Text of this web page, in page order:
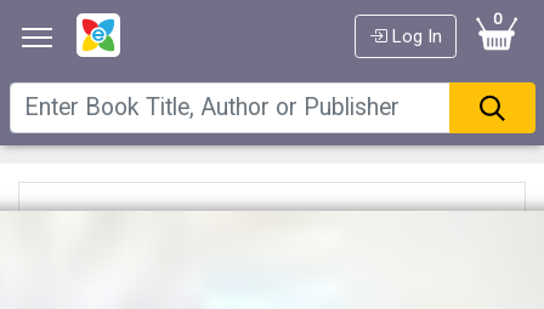
Log In
0